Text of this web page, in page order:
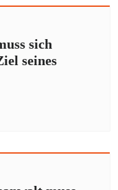
sich
seines